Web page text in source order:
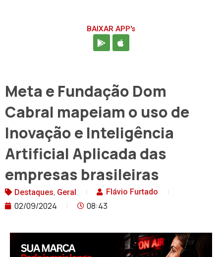
BAIXAR APP's
Meta e Fundação Dom
Cabral mapeiam o uso de
Inovação e Inteligência
Artificial Aplicada das
empresas brasileiras
Destaques, Geral Flávio Furtado
02/09/2024 08:43